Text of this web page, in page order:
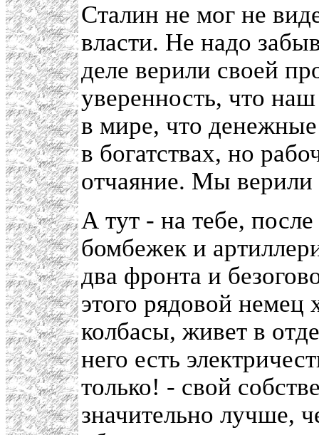
Сталин не мог не
власти. Не надо
деле верили своей
уверенность, что
в мире, что
в богатствах, но
отчаяние. Мы верили
А тут - на тебе,
бомбежек и
два фронта и
этого рядовой немец
колбасы, живет в
него есть
только! - свой
значительно лучше,